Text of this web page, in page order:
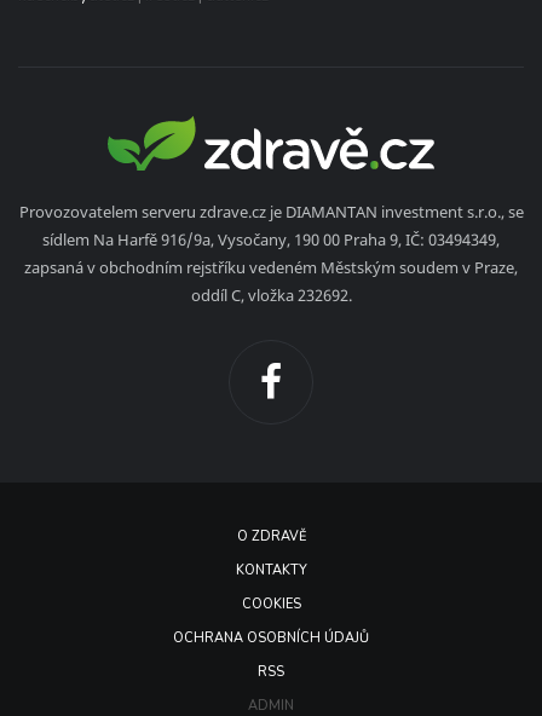
Provozovatelem serveru zdrave.cz je DIAMANTAN investment s.r.o., se
sídlem Na Harfě 916/9a, Vysočany, 190 00 Praha 9, IČ: 03494349,
zapsaná v obchodním rejstříku vedeném Městským soudem v Praze,
oddíl C, vložka 232692.
O ZDRAVĚ
KONTAKTY
COOKIES
OCHRANA OSOBNÍCH ÚDAJŮ
RSS
ADMIN